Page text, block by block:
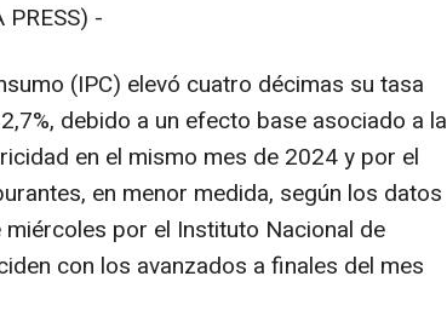
PRESS) -
(IPC) elevó cuatro décimas su tasa
debido a un efecto base asociado a la
en el mismo mes de 2024 y por el
en menor medida, según los datos
por el Instituto Nacional de
con los avanzados a finales del mes